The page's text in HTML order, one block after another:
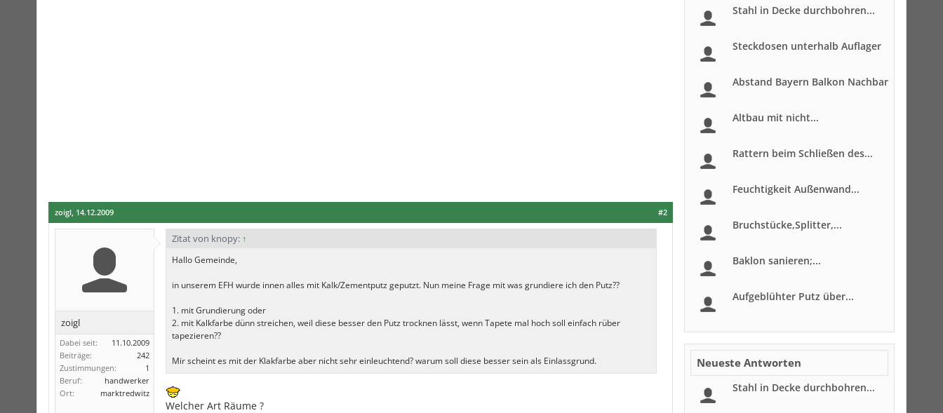
#2
zoigl, 14.12.2009
zoigl
Dabei seit:
11.10.2009
Beiträge:
242
Zustimmungen:
1
Beruf:
handwerker
Ort:
marktredwitz
Zitat von knopy: ↑
Hallo Gemeinde,
in unserem EFH wurde innen alles mit Kalk/Zementputz geputzt. Nun meine Frage mit was grundiere ich den Putz??
1. mit Grundierung oder
2. mit Kalkfarbe dünn streichen, weil diese besser den Putz trocknen lässt, wenn Tapete mal hoch soll einfach rüber
tapezieren??
Mir scheint es mit der Klakfarbe aber nicht sehr einleuchtend? warum soll diese besser sein als Einlassgrund.
Welcher Art Räume ?
Stahl in Decke durchbohren...
Steckdosen unterhalb Auflager
Abstand Bayern Balkon Nachbar
Altbau mit nicht...
Rattern beim Schließen des...
Feuchtigkeit Außenwand...
Bruchstücke,Splitter,...
Baklon sanieren;...
Aufgeblühter Putz über...
Neueste Antworten
Stahl in Decke durchbohren...